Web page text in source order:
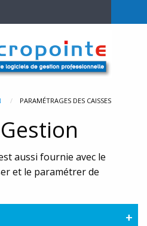
PARAMÉTRAGES DES CAISSES
aussi fournie avec le
et le paramétrer de
+